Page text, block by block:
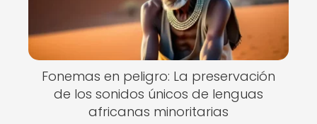
Fonemas en peligro: La preservación
de los sonidos únicos de lenguas
africanas minoritarias